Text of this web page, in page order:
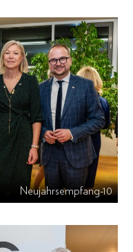
Neujahrsempfang-10